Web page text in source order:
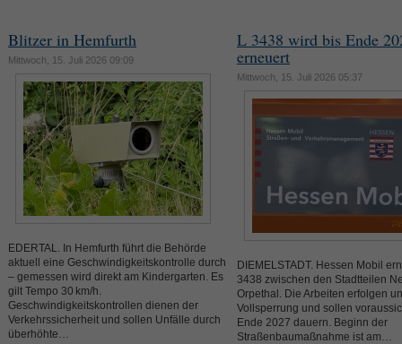
Blitzer in Hemfurth
Mittwoch, 15. Juli 2026 09:09
EDERTAL. In Hemfurth führt die Behörde
aktuell eine Geschwindigkeitskontrolle durch
– gemessen wird direkt am Kindergarten. Es
gilt Tempo 30 km/h.
Geschwindigkeitskontrollen dienen der
Verkehrssicherheit und sollen Unfälle durch
überhöhte…
L 3438 wird bis Ende
erneuert
Mittwoch, 15. Juli 2026 05:37
DIEMELSTADT. Hessen Mobil
3438 zwischen den Stadtteilen
Orpethal. Die Arbeiten erfolgen
Vollsperrung und sollen
Ende 2027 dauern. Beginn der
Straßenbaumaßnahme ist am…